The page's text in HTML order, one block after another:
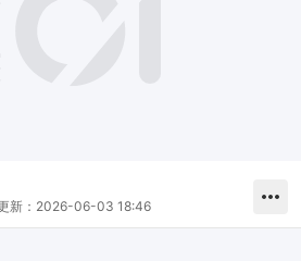
新： 2026-06-03 18:46